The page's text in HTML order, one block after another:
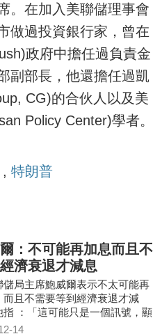
。在加入美聯儲理事會
做過投資銀行家，曾在
政府中擔任過負責金
副部長，他還擔任過凱
CG)的合伙人以及美
Policy Center)學者。
, 特朗普
：不可能再加息而且不
濟衰退才減息
儲局主席鮑威爾表示不太可能再
而且不需要等到經濟衰退才減
指 ：「這可能只是一個訊號，顯
已正常化，而不再需要緊縮政
14